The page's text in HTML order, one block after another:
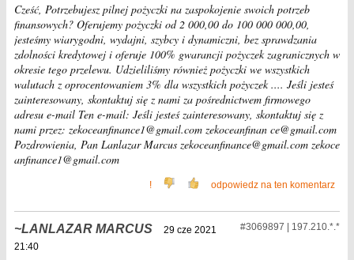
Cześć, Potrzebujesz pilnej pożyczki na zaspokojenie swoich potrzeb
finansowych? Oferujemy pożyczki od 2 000,00 do 100 000 000,00,
jesteśmy wiarygodni, wydajni, szybcy i dynamiczni, bez sprawdzania
zdolności kredytowej i oferuje 100% gwarancji pożyczek zagranicznych w
okresie tego przelewu. Udzieliliśmy również pożyczki we wszystkich
walutach z oprocentowaniem 3% dla wszystkich pożyczek .... Jeśli jesteś
zainteresowany, skontaktuj się z nami za pośrednictwem firmowego
adresu e-mail Ten e-mail: Jeśli jesteś zainteresowany, skontaktuj się z
nami przez: zekoceanfinance1@gmail.com zekoceanfinan ce@gmail.com
Pozdrowienia, Pan Lanlazar Marcus zekoceanfinance@gmail.com zekoce
anfinance1@gmail.com
! odpowiedz na ten komentarz
LANLAZAR MARCUS #3069897 | 197.210.*.*
29 cze 2021
21:40